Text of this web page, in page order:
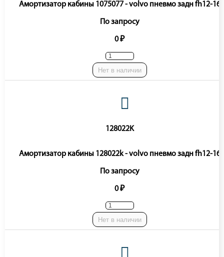
Амортизатор кабины 1075077 - volvo пневмо задн fh12-16
По запросу
0 ₽
Нет в наличии
128022K
Амортизатор кабины 128022k - volvo пневмо задн fh12-16
По запросу
0 ₽
Нет в наличии